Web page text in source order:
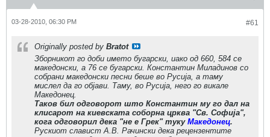
#61
03-28-2010, 06:30 PM
Originally posted by Bratot
Зборникот го доби името бугарски, иако од 660, 584 се
македонски, а 76 се бугарски. Константин Миладинов со
собрани македонски песни беше во Русија, а таму
мислел да го објави. Таму, во Русија, него го викале
Македонец.
Таков бил одговорот што Константин му го дал на
клисарот на киевската соборна црква "Св. Софија",
кога одговорил дека "не е Грек" туку Македонец.
Рускиот славист А.В. Рачински дека рецензентите